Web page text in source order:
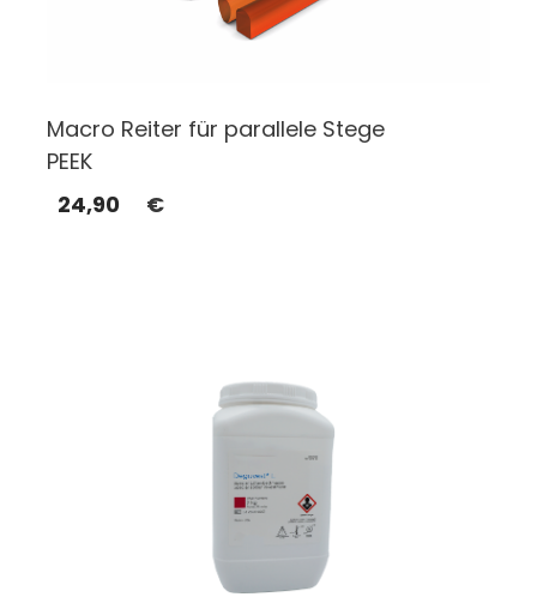
Macro Reiter für parallele Stege
PEEK
24,90
€